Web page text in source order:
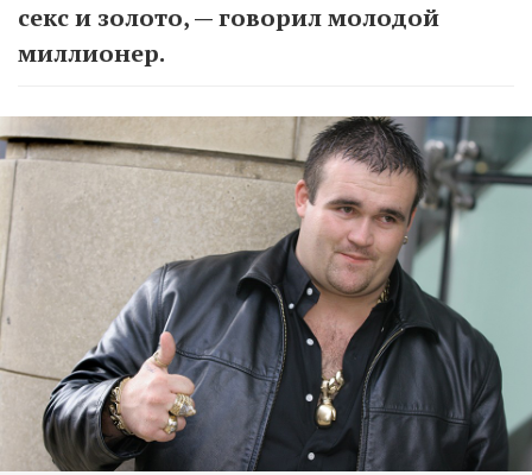
секс и золото, — говорил молодой
миллионер.